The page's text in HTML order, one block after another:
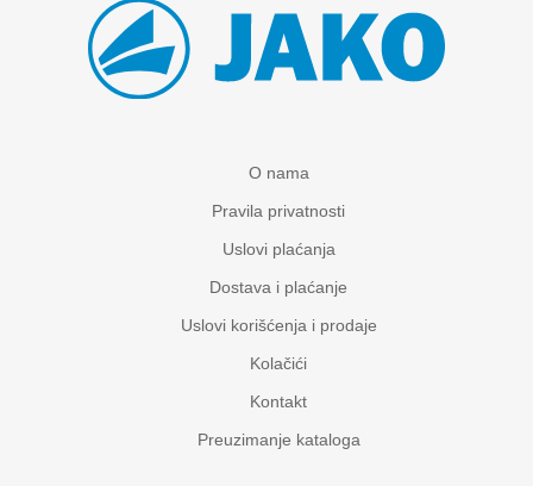
O nama
Pravila privatnosti
Uslovi plaćanja
Dostava i plaćanje
Uslovi korišćenja i prodaje
Kolačići
Kontakt
Preuzimanje kataloga